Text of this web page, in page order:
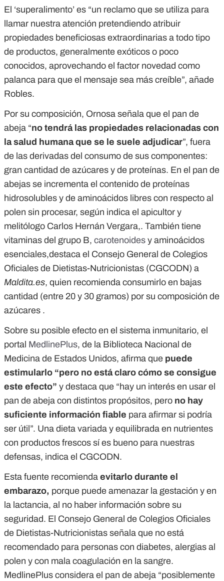
El ‘superalimento’ es “un reclamo que se utiliza para
llamar nuestra atención pretendiendo atribuir
propiedades beneficiosas extraordinarias a todo tipo
de productos, generalmente exóticos o poco
conocidos, aprovechando el factor novedad como
palanca para que el mensaje sea más creíble”, añade
Robles.
Por su composición, Ornosa señala que el pan de
abeja “no tendrá las propiedades relacionadas con
la salud humana que se le suele adjudicar”, fuera
de las derivadas del consumo de sus componentes:
gran cantidad de azúcares y de proteínas. En el pan de
abejas se incrementa el contenido de proteínas
hidrosolubles y de aminoácidos libres con respecto al
polen sin procesar, según indica el apicultor y
melitólogo Carlos Hernán Vergara,. También tiene
vitaminas del grupo B, carotenoides y aminoácidos
esenciales,destaca el Consejo General de Colegios
Oficiales de Dietistas-Nutricionistas (CGCODN) a
Maldita.es, quien recomienda consumirlo en bajas
cantidad (entre 20 y 30 gramos) por su composición de
azúcares .
Sobre su posible efecto en el sistema inmunitario, el
portal MedlinePlus, de la Biblioteca Nacional de
Medicina de Estados Unidos, afirma que puede
estimularlo “pero no está claro cómo se consigue
este efecto” y destaca que “hay un interés en usar el
pan de abeja con distintos propósitos, pero no hay
suficiente información fiable para afirmar si podría
ser útil”. Una dieta variada y equilibrada en nutrientes
con productos frescos sí es bueno para nuestras
defensas, indica el CGCODN.
Esta fuente recomienda evitarlo durante el
embarazo, porque puede amenazar la gestación y en
la lactancia, al no haber información sobre su
seguridad. El Consejo General de Colegios Oficiales
de Dietistas-Nutricionistas señala que no está
recomendado para personas con diabetes, alergias al
polen y con mala coagulación en la sangre.
MedlinePlus considera el pan de abeja “posiblemente